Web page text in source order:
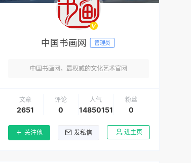
中国书画网 管理员
中国书画网，最权威的文化艺术官网
文章
2651
评论
0
人气
14850151
粉丝
0
关注他 发私信 进主页